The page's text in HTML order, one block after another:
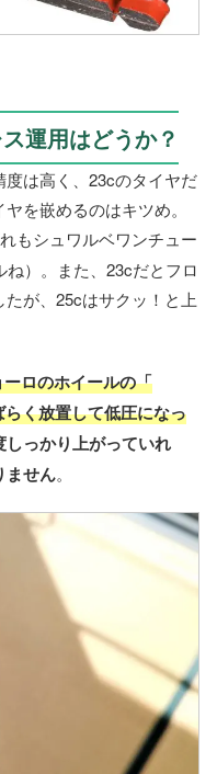
運用はどうか？
は高く、23cのタイヤだ
を嵌めるのはキツめ。
れもシュワルベワンチュー
）。また、23cだとフロ
が、25cはサクッ！と上
ロのホイールの「
く放置して低圧になっ
しっかり上がっていれ
ません。